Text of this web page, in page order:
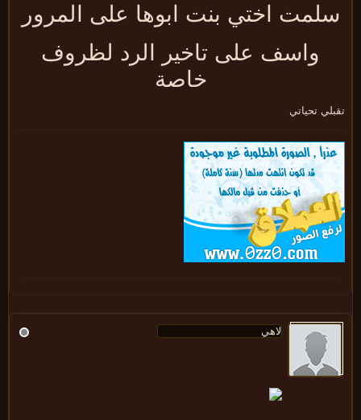
اختي بنت ابوها على المرور
واسف على تاخير الرد لظروف
خاصة
تحياتي